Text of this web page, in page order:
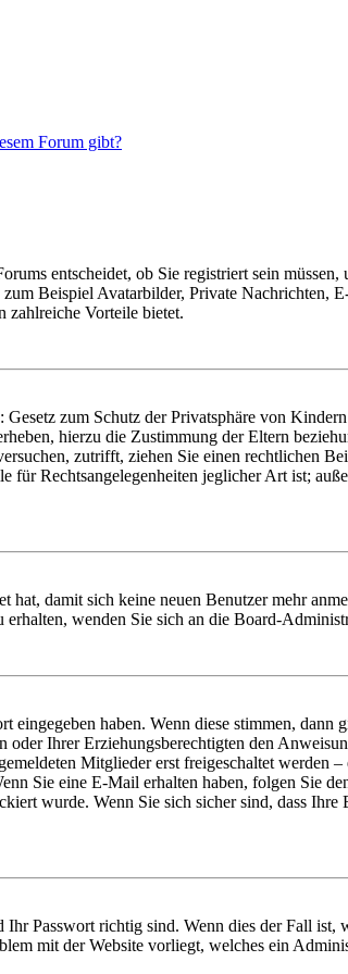
Forum gibt?
entscheidet, ob Sie registriert sein
Beispiel Avatarbilder, Private Nachrichten,
zahlreiche Vorteile bietet.
zum Schutz der Privatsphäre von
hierzu die Zustimmung der Eltern
zutrifft, ziehen Sie einen rechtlichen
für Rechtsangelegenheiten jeglicher Art ist;
damit sich keine neuen Benutzer mehr
wenden Sie sich an die Board-
eingegeben haben. Wenn diese stimmen, dann
oder Ihrer Erziehungsberechtigten den
Mitglieder erst freigeschaltet werden
Sie eine E-Mail erhalten haben, folgen Sie
wurde. Wenn Sie sich sicher sind, dass
Passwort richtig sind. Wenn dies der Fall ist,
mit der Website vorliegt, welches ein